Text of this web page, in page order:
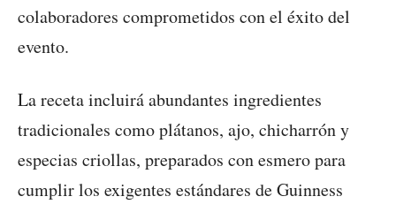
colaboradores comprometidos con el éxito del
evento.
La receta incluirá abundantes ingredientes
tradicionales como plátanos, ajo, chicharrón y
especias criollas, preparados con esmero para
cumplir los exigentes estándares de Guinness